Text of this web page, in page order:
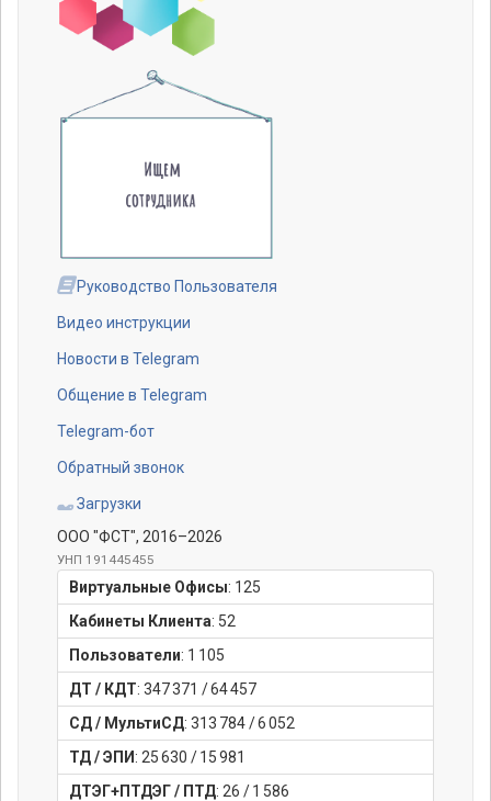
Руководство Пользователя
Видео инструкции
Новости в Telegram
Общение в Telegram
Telegram-бот
Обратный звонок
Загрузки
ООО "ФСТ", 2016–2026
УНП 191445455
Виртуальные Офисы: 125
Кабинеты Клиента: 52
Пользователи: 1 105
ДТ / КДТ: 347 371 /64 457
СД / МультиСД: 313 784/6 052
ТД / ЭПИ : 25 630 / 15 981
ДТЭГ+ПТДЭГ / ПТД: 26 / 1 586